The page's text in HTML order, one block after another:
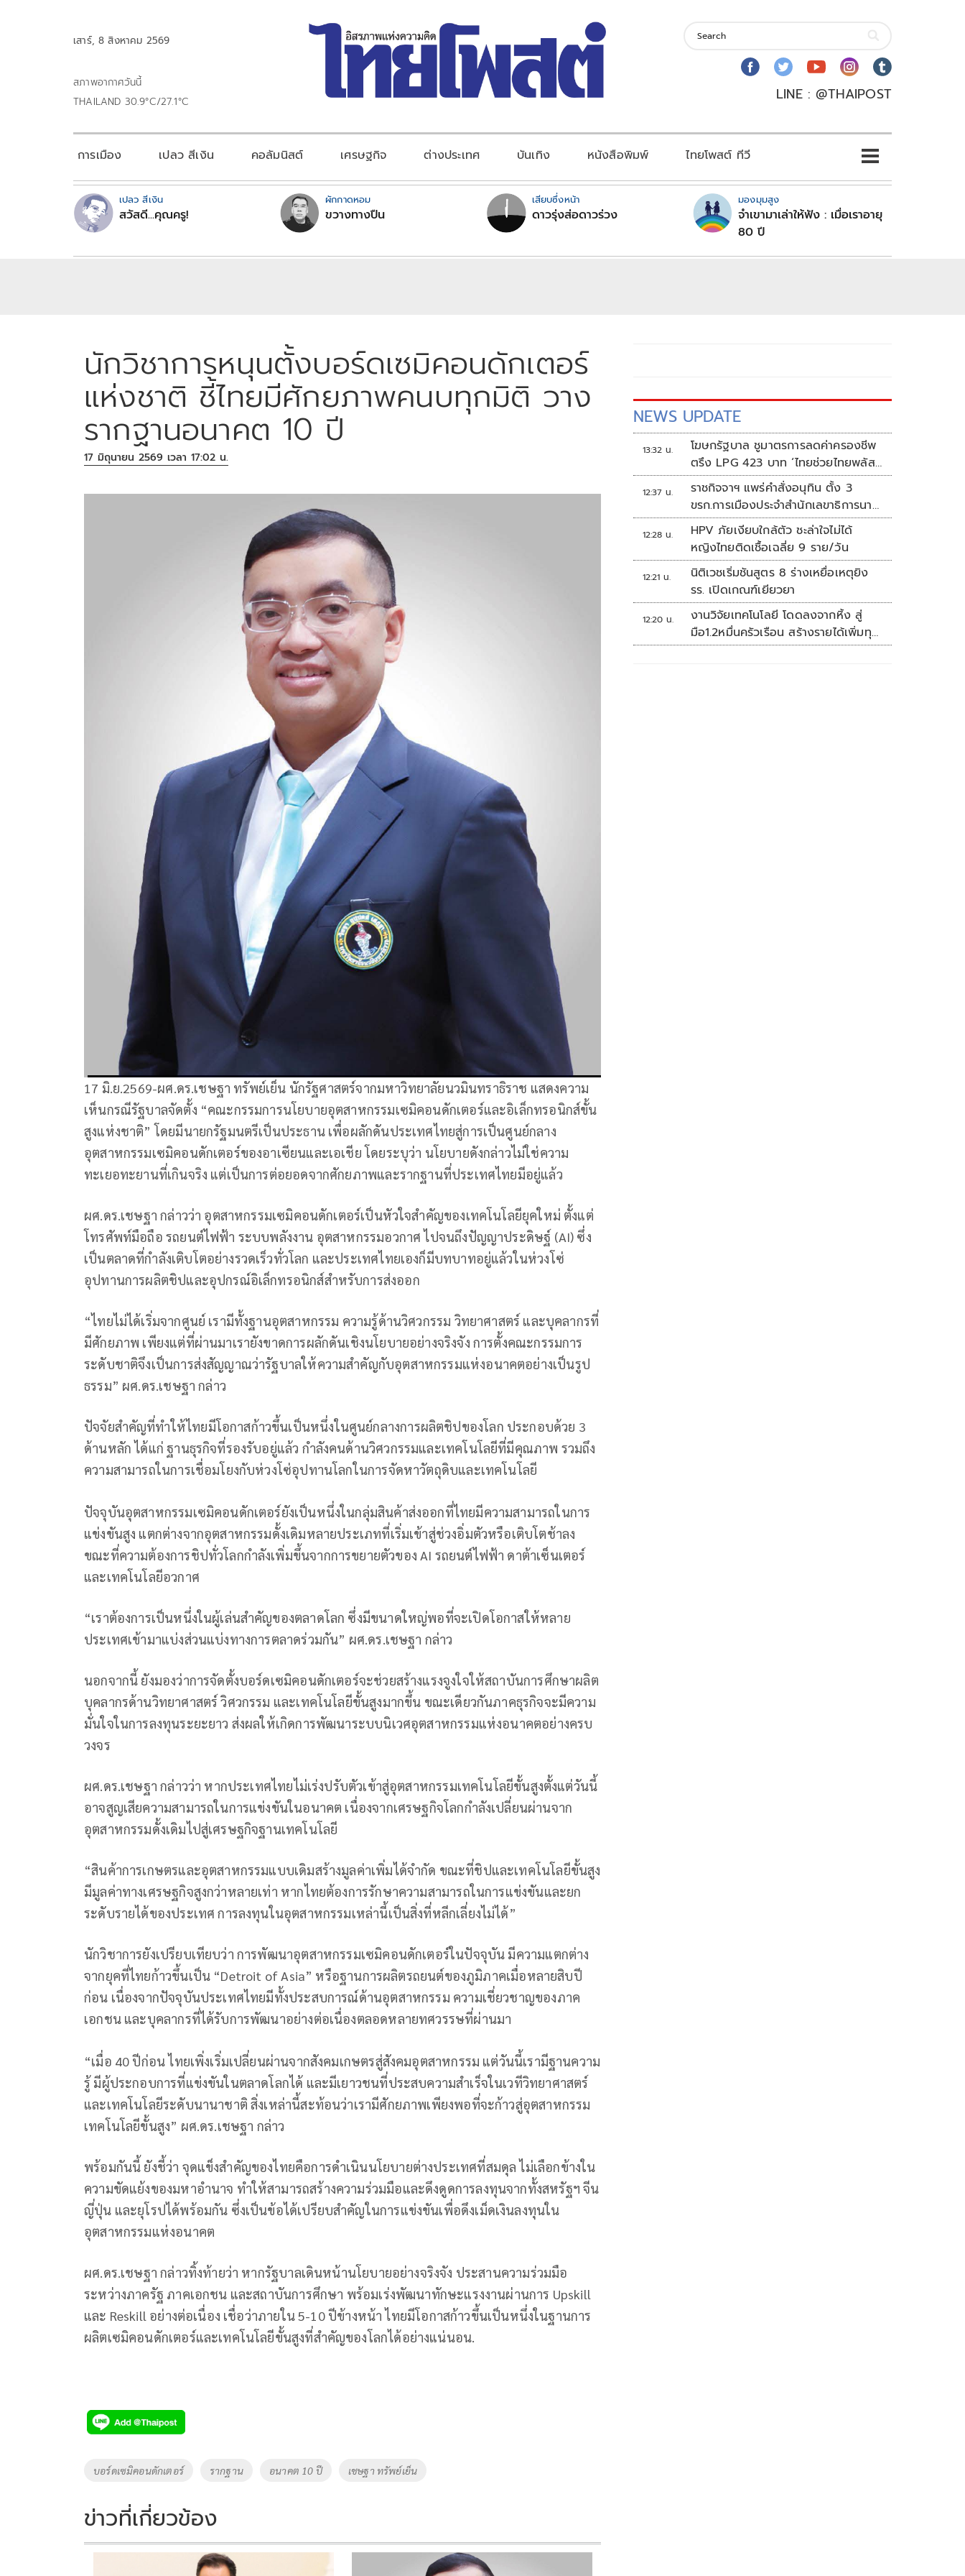
เสาร์, 8 สิงหาคม 2569
สภาพอากาศวันนี้
THAILAND 30.9°C/27.1°C
LINE : @THAIPOST
การเมือง เปลว สีเงิน คอลัมนิสต์ เศรษฐกิจ ต่างประเทศ บันเทิง หนังสือพิมพ์ ไทยโพสต์ ทีวี
เปลว สีเงิน
สวัสดี...คุณครู!
ผักกาดหอม
ขวางทางปืน
เสียบซึ่งหน้า
ดาวรุ่งส่อดาวร่วง
มองมุมสูง
จำเขามาเล่าให้ฟัง : เมื่อเราอายุ
80 ปี
นักวิชาการหนุนตั้งบอร์ดเซมิคอนดักเตอร์
แห่งชาติ ชี้ไทยมีศักยภาพคนบทุกมิติ วาง
รากฐานอนาคต 10 ปี
17 มิถุนายน 2569 เวลา 17:02 น.
17 มิ.ย.2569-ผศ.ดร.เชษฐา ทรัพย์เย็น นักรัฐศาสตร์จากมหาวิทยาลัยนวมินทราธิราช แสดงความ
เห็นกรณีรัฐบาลจัดตั้ง “คณะกรรมการนโยบายอุตสาหกรรมเซมิคอนดักเตอร์และอิเล็กทรอนิกส์ขั้น
สูงแห่งชาติ” โดยมีนายกรัฐมนตรีเป็นประธาน เพื่อผลักดันประเทศไทยสู่การเป็นศูนย์กลาง
อุตสาหกรรมเซมิคอนดักเตอร์ของอาเซียนและเอเชีย โดยระบุว่า นโยบายดังกล่าวไม่ใช่ความ
ทะเยอทะยานที่เกินจริง แต่เป็นการต่อยอดจากศักยภาพและรากฐานที่ประเทศไทยมีอยู่แล้ว
ผศ.ดร.เชษฐา กล่าวว่า อุตสาหกรรมเซมิคอนดักเตอร์เป็นหัวใจสำคัญของเทคโนโลยียุคใหม่ ตั้งแต่
โทรศัพท์มือถือ รถยนต์ไฟฟ้า ระบบพลังงาน อุตสาหกรรมอวกาศ ไปจนถึงปัญญาประดิษฐ์ (AI) ซึ่ง
เป็นตลาดที่กำลังเติบโตอย่างรวดเร็วทั่วโลก และประเทศไทยเองก็มีบทบาทอยู่แล้วในห่วงโซ่
อุปทานการผลิตชิปและอุปกรณ์อิเล็กทรอนิกส์สำหรับการส่งออก
“ไทยไม่ได้เริ่มจากศูนย์ เรามีทั้งฐานอุตสาหกรรม ความรู้ด้านวิศวกรรม วิทยาศาสตร์ และบุคลากรที่
มีศักยภาพ เพียงแต่ที่ผ่านมาเรายังขาดการผลักดันเชิงนโยบายอย่างจริงจัง การตั้งคณะกรรมการ
ระดับชาติจึงเป็นการส่งสัญญาณว่ารัฐบาลให้ความสำคัญกับอุตสาหกรรมแห่งอนาคตอย่างเป็นรูป
ธรรม” ผศ.ดร.เชษฐา กล่าว
ปัจจัยสำคัญที่ทำให้ไทยมีโอกาสก้าวขึ้นเป็นหนึ่งในศูนย์กลางการผลิตชิปของโลก ประกอบด้วย 3
ด้านหลัก ได้แก่ ฐานธุรกิจที่รองรับอยู่แล้ว กำลังคนด้านวิศวกรรมและเทคโนโลยีที่มีคุณภาพ รวมถึง
ความสามารถในการเชื่อมโยงกับห่วงโซ่อุปทานโลกในการจัดหาวัตถุดิบและเทคโนโลยี
ปัจจุบันอุตสาหกรรมเซมิคอนดักเตอร์ยังเป็นหนึ่งในกลุ่มสินค้าส่งออกที่ไทยมีความสามารถในการ
แข่งขันสูง แตกต่างจากอุตสาหกรรมดั้งเดิมหลายประเภทที่เริ่มเข้าสู่ช่วงอิ่มตัวหรือเติบโตช้าลง
ขณะที่ความต้องการชิปทั่วโลกกำลังเพิ่มขึ้นจากการขยายตัวของ AI รถยนต์ไฟฟ้า ดาต้าเซ็นเตอร์
และเทคโนโลยีอวกาศ
“เราต้องการเป็นหนึ่งในผู้เล่นสำคัญของตลาดโลก ซึ่งมีขนาดใหญ่พอที่จะเปิดโอกาสให้หลาย
ประเทศเข้ามาแบ่งส่วนแบ่งทางการตลาดร่วมกัน” ผศ.ดร.เชษฐา กล่าว
นอกจากนี้ ยังมองว่าการจัดตั้งบอร์ดเซมิคอนดักเตอร์จะช่วยสร้างแรงจูงใจให้สถาบันการศึกษาผลิต
บุคลากรด้านวิทยาศาสตร์ วิศวกรรม และเทคโนโลยีขั้นสูงมากขึ้น ขณะเดียวกันภาคธุรกิจจะมีความ
มั่นใจในการลงทุนระยะยาว ส่งผลให้เกิดการพัฒนาระบบนิเวศอุตสาหกรรมแห่งอนาคตอย่างครบ
วงจร
ผศ.ดร.เชษฐา กล่าวว่า หากประเทศไทยไม่เร่งปรับตัวเข้าสู่อุตสาหกรรมเทคโนโลยีขั้นสูงตั้งแต่วันนี้
อาจสูญเสียความสามารถในการแข่งขันในอนาคต เนื่องจากเศรษฐกิจโลกกำลังเปลี่ยนผ่านจาก
อุตสาหกรรมดั้งเดิมไปสู่เศรษฐกิจฐานเทคโนโลยี
“สินค้าการเกษตรและอุตสาหกรรมแบบเดิมสร้างมูลค่าเพิ่มได้จำกัด ขณะที่ชิปและเทคโนโลยีขั้นสูง
มีมูลค่าทางเศรษฐกิจสูงกว่าหลายเท่า หากไทยต้องการรักษาความสามารถในการแข่งขันและยก
ระดับรายได้ของประเทศ การลงทุนในอุตสาหกรรมเหล่านี้เป็นสิ่งที่หลีกเลี่ยงไม่ได้”
นักวิชาการยังเปรียบเทียบว่า การพัฒนาอุตสาหกรรมเซมิคอนดักเตอร์ในปัจจุบัน มีความแตกต่าง
จากยุคที่ไทยก้าวขึ้นเป็น “Detroit of Asia” หรือฐานการผลิตรถยนต์ของภูมิภาคเมื่อหลายสิบปี
ก่อน เนื่องจากปัจจุบันประเทศไทยมีทั้งประสบการณ์ด้านอุตสาหกรรม ความเชี่ยวชาญของภาค
เอกชน และบุคลากรที่ได้รับการพัฒนาอย่างต่อเนื่องตลอดหลายทศวรรษที่ผ่านมา
“เมื่อ 40 ปีก่อน ไทยเพิ่งเริ่มเปลี่ยนผ่านจากสังคมเกษตรสู่สังคมอุตสาหกรรม แต่วันนี้เรามีฐานความ
รู้ มีผู้ประกอบการที่แข่งขันในตลาดโลกได้ และมีเยาวชนที่ประสบความสำเร็จในเวทีวิทยาศาสตร์
และเทคโนโลยีระดับนานาชาติ สิ่งเหล่านี้สะท้อนว่าเรามีศักยภาพเพียงพอที่จะก้าวสู่อุตสาหกรรม
เทคโนโลยีขั้นสูง” ผศ.ดร.เชษฐา กล่าว
พร้อมกันนี้ ยังชี้ว่า จุดแข็งสำคัญของไทยคือการดำเนินนโยบายต่างประเทศที่สมดุล ไม่เลือกข้างใน
ความขัดแย้งของมหาอำนาจ ทำให้สามารถสร้างความร่วมมือและดึงดูดการลงทุนจากทั้งสหรัฐฯ จีน
ญี่ปุ่น และยุโรปได้พร้อมกัน ซึ่งเป็นข้อได้เปรียบสำคัญในการแข่งขันเพื่อดึงเม็ดเงินลงทุนใน
อุตสาหกรรมแห่งอนาคต
ผศ.ดร.เชษฐา กล่าวทิ้งท้ายว่า หากรัฐบาลเดินหน้านโยบายอย่างจริงจัง ประสานความร่วมมือ
ระหว่างภาครัฐ ภาคเอกชน และสถาบันการศึกษา พร้อมเร่งพัฒนาทักษะแรงงานผ่านการ Upskill
และ Reskill อย่างต่อเนื่อง เชื่อว่าภายใน 5-10 ปีข้างหน้า ไทยมีโอกาสก้าวขึ้นเป็นหนึ่งในฐานการ
ผลิตเซมิคอนดักเตอร์และเทคโนโลยีขั้นสูงที่สำคัญของโลกได้อย่างแน่นอน.
Tags
บอร์ดเซมิคอนดักเตอร์ รากฐาน อนาคต 10 ปี เชษฐา ทรัพย์เย็น
ข่าวที่เกี่ยวข้อง
NEWS UPDATE
13:32 น.
โฆษกรัฐบาล ชูมาตรการลดค่าครองชีพ
ตรึง LPG 423 บาท ‘ไทยช่วยไทยพลัส’
ดันเงินหมุนแสนล้าน
12:37 น.
ราชกิจจาฯ แพร่คำสั่งอนุทิน ตั้ง 3
ขรก.การเมืองประจำสำนักเลขาธิการนา
ยกฯ
12:28 น.
HPV ภัยเงียบใกล้ตัว ชะล่าใจไม่ได้
หญิงไทยติดเชื้อเฉลี่ย 9 ราย/วัน
12:21 น.
นิติเวชเริ่มชันสูตร 8 ร่างเหยื่อเหตุยิง
รร. เปิดเกณฑ์เยียวยา
12:20 น.
งานวิจัยเทคโนโลยี โดดลงจากหิ้ง สู่
มือ1.2หมื่นครัวเรือน สร้างรายได้เพิ่มทุก
เดือน